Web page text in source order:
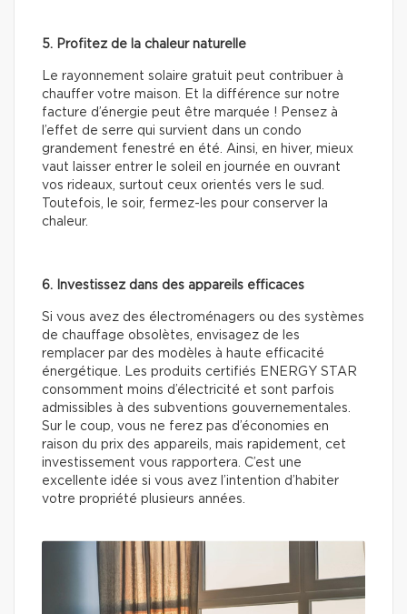
5. Profitez de la chaleur naturelle
Le rayonnement solaire gratuit peut contribuer à
chauffer votre maison. Et la différence sur notre
facture d’énergie peut être marquée ! Pensez à
l’effet de serre qui survient dans un condo
grandement fenestré en été. Ainsi, en hiver, mieux
vaut laisser entrer le soleil en journée en ouvrant
vos rideaux, surtout ceux orientés vers le sud.
Toutefois, le soir, fermez-les pour conserver la
chaleur.
6. Investissez dans des appareils efficaces
Si vous avez des électroménagers ou des systèmes
de chauffage obsolètes, envisagez de les
remplacer par des modèles à haute efficacité
énergétique. Les produits certifiés ENERGY STAR
consomment moins d’électricité et sont parfois
admissibles à des subventions gouvernementales.
Sur le coup, vous ne ferez pas d’économies en
raison du prix des appareils, mais rapidement, cet
investissement vous rapportera. C’est une
excellente idée si vous avez l’intention d’habiter
votre propriété plusieurs années.